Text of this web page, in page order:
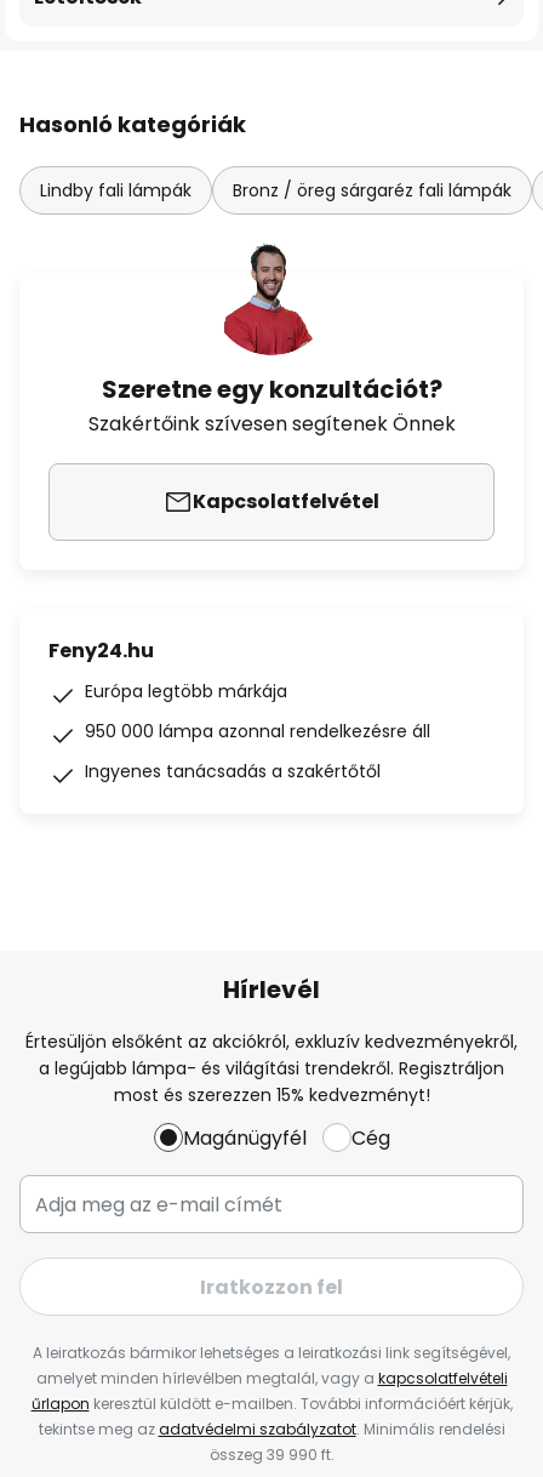
Hasonló kategóriák
Lindby fali lámpák Bronz / öreg sárgaréz fali lámpák
Szeretne egy konzultációt?
Szakértőink szívesen segítenek Önnek
Kapcsolatfelvétel
Feny24.hu
Európa legtöbb márkája
950 000 lámpa azonnal rendelkezésre áll
Ingyenes tanácsadás a szakértőtől
Hírlevél
Értesüljön elsőként az akciókról, exkluzív kedvezményekről,
a legújabb lámpa- és világítási trendekről. Regisztráljon
most és szerezzen 15% kedvezményt!
Magánügyfél Cég
Iratkozzon fel
A leiratkozás bármikor lehetséges a leiratkozási link segítségével,
amelyet minden hírlevélben megtalál, vagy a kapcsolatfelvételi
űrlapon keresztül küldött e-mailben. További információért kérjük,
tekintse meg azadatvédelmi szabályzatot. Minimális rendelési
összeg 39 990 ft.